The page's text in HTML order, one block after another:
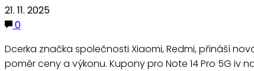
21. 11. 2025
0
Dcerka značka společnosti Xiaomi, Redmi, přináší
poměr ceny a výkonu. Kupony pro Note 14 Pro 5G iv